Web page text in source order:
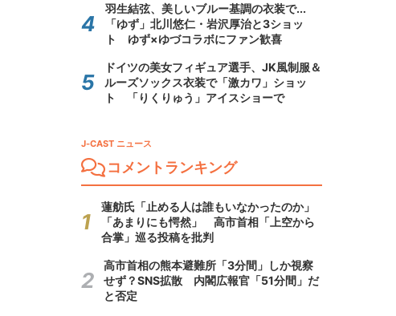
羽生結弦、美しいブルー基調の衣装で...
「ゆず」北川悠仁・岩沢厚治と3ショッ
ト ゆず×ゆづコラボにファン歓喜
ドイツの美女フィギュア選手、JK風制服＆
ルーズソックス衣装で「激カワ」ショッ
ト 「りくりゅう」アイスショーで
J-CAST ニュース
コメントランキング
蓮舫氏「止める人は誰もいなかったのか」
「あまりにも愕然」 高市首相「上空から
合掌」巡る投稿を批判
高市首相の熊本避難所「3分間」しか視察
せず？SNS拡散 内閣広報官「51分間」だ
と否定